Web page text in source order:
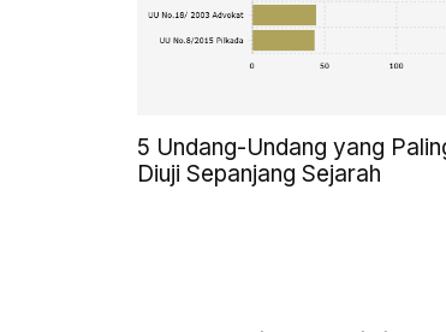
5 Undang-Undang yang
Diuji Sepanjang Sejarah